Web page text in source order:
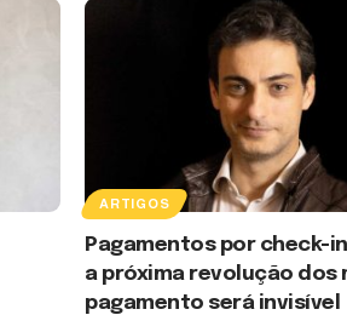
ARTIGOS
Pagamentos por check-
a próxima revolução dos
pagamento será invisível